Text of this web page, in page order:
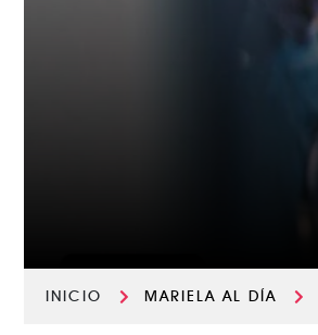
INICIO MARIELA AL DÍA